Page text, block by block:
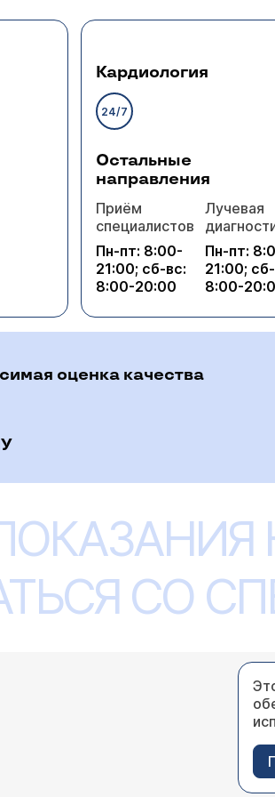
Кардиология
24/7
Остальные
направления
Приём
специалистов
Пн-пт: 8:00-
21:00; сб-вс:
8:00-20:00
Лучевая
Пн-пт:
21:00;
8:00-
оценка качества
СО